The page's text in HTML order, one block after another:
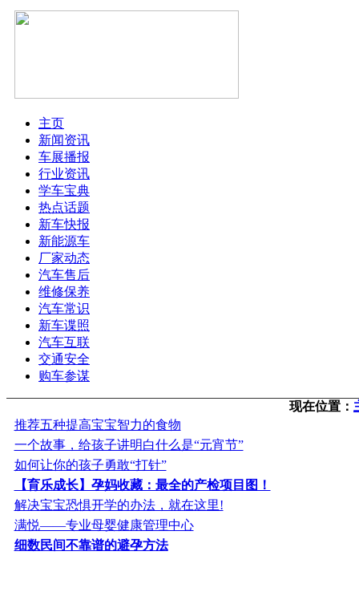
主页
新闻资讯
车展播报
行业资讯
学车宝典
热点话题
新车快报
新能源车
厂家动态
汽车售后
维修保养
汽车常识
新车谍照
汽车互联
交通安全
购车参谋
现在位置：
推荐五种提高宝宝智力的食物
一个故事，给孩子讲明白什么是“元宵节”
如何让你的孩子勇敢“打针”
【育乐成长】孕妈收藏：最全的产检项目图！
解决宝宝恐惧开学的办法，就在这里!
满悦——专业母婴健康管理中心
细数民间不靠谱的避孕方法